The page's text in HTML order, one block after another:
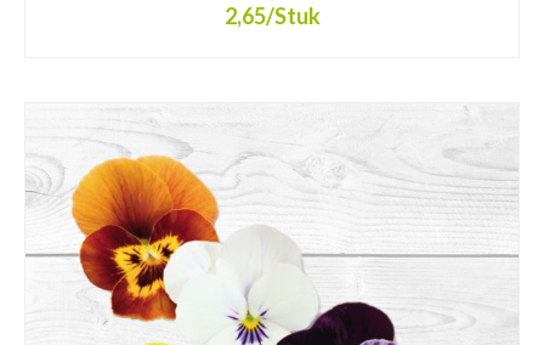
2,65/Stuk